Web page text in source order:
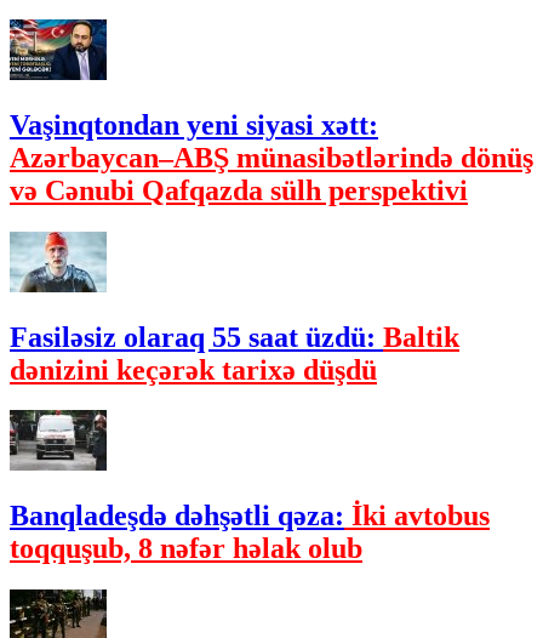
Vaşinqtondan yeni siyasi xətt:
Azərbaycan–ABŞ münasibətlərində dönüş
və Cənubi Qafqazda sülh perspektivi
Fasiləsiz olaraq 55 saat üzdü: Baltik
dənizini keçərək tarixə düşdü
Banqladeşdə dəhşətli qəza: İki avtobus
toqquşub, 8 nəfər həlak olub